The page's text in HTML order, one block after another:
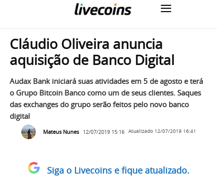
Cláudio Oliveira anuncia
aquisição de Banco Digital
Audax Bank iniciará suas atividades em 5 de agosto e terá
o Grupo Bitcoin Banco como um de seus clientes. Saques
das exchanges do grupo serão feitos pelo novo banco
digital
Mateus Nunes 12/07/2019 15:16 Atualizado 12/07/2019 16:41
Siga o Livecoins e fique atualizado.